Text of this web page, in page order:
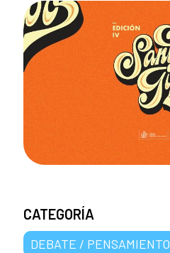
CATEGORÍA
DEBATE / PENSAMIENTO